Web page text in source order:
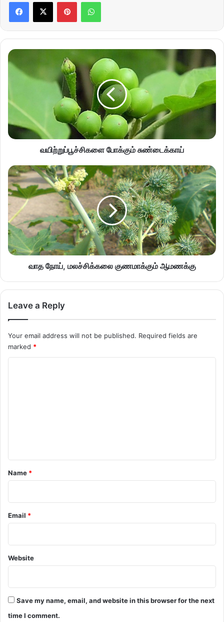
வயிற்றுப்பூச்சிகளை போக்கும் சுண்டைக்காய்
வாத நோய், மலச்சிக்கலை குணமாக்கும் ஆமணக்கு
Leave a Reply
Your email address will not be published. Required fields are
marked *
*
Name *
Email *
Website
Save my name, email, and website in this browser for the next
time I comment.